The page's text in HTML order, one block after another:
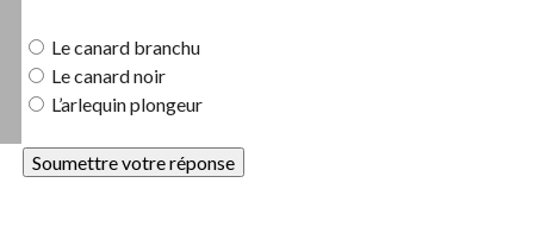
Le canard branchu
Le canard noir
L’arlequin plongeur